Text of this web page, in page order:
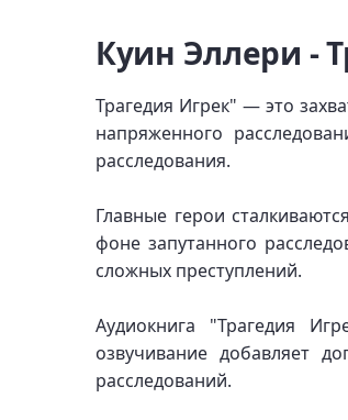
Куин Эллери -
Трагедия Игрек" — это
напряженного
расследования.
Главные герои
фоне запутанного
сложных преступлений.
Аудиокнига "Трагедия
озвучивание добавляет
расследований.